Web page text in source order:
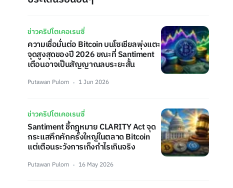
ข่าวคริปโตเคอเรนซี่
ความเชื่อมั่นต่อ Bitcoin บนโซเชียลพุ่งแตะ
จุดสูงสุดของปี 2026 ขณะที่ Santiment
เตือนอาจเป็นสัญญาณลบระยะสั้น
Putawan Pulom 1 Jun 2026
ข่าวคริปโตเคอเรนซี่
Santiment ชี้กฎหมาย CLARITY Act จุด
กระแสคึกคักครั้งใหญ่ในตลาด Bitcoin
แต่เตือนระวังการเก็งกำไรเกินจริง
Putawan Pulom 16 May 2026